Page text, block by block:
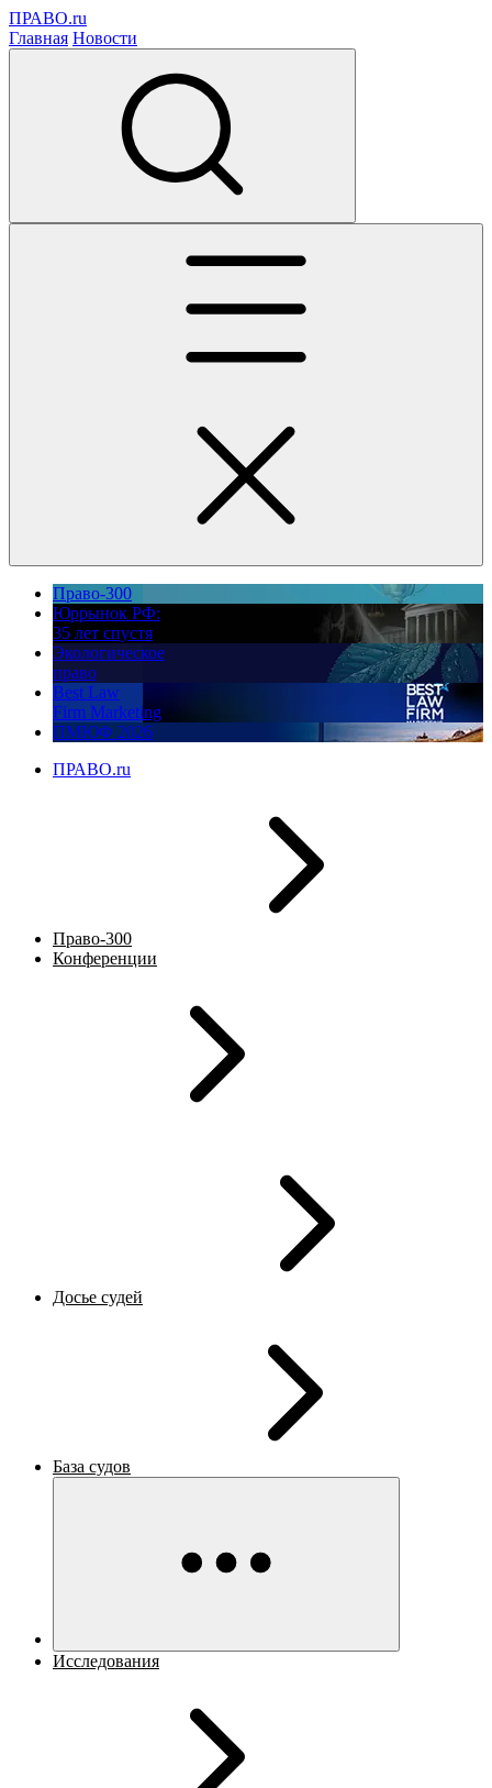
ПРАВО.ru
Главная Новости
Право-300
Юррынок РФ:
35 лет спустя
Экологическое
право
Best Law
Firm Marketing
ПМЮФ 2026
ПРАВО.ru
Право-300
Конференции
Досье судей
База судов
Исследования